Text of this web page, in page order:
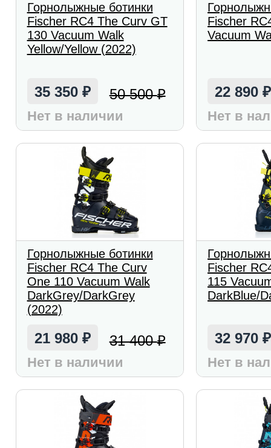
Горнолыжные ботинки
Fischer RC4 The Curv GT
130 Vacuum Walk
Yellow/Yellow (2022)
35 350 ₽ 50 500₽
Нет в наличии
Fischer
Vacuum
22 890₽
Нет в
Горнолыжные ботинки
Fischer RC4 The Curv
One 110 Vacuum Walk
DarkGrey/DarkGrey
(2022)
21 980 ₽ 31 400₽
Нет в наличии
Fischer
115
DarkBlue/
32 970₽
Нет в